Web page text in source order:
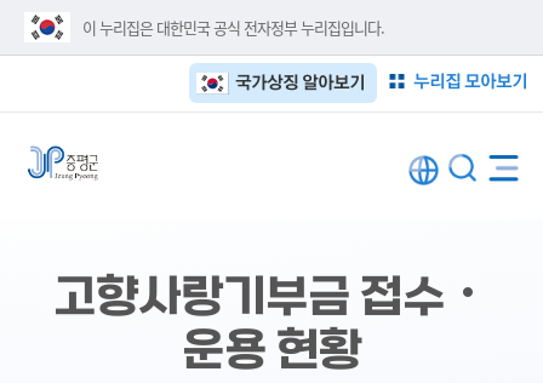
이 누리집은 대한민국 공식 전자정부 누리집입니다.
누리집 모아보기
국가상징 알아보기
고향사랑기부금 접수‧
운용 현황